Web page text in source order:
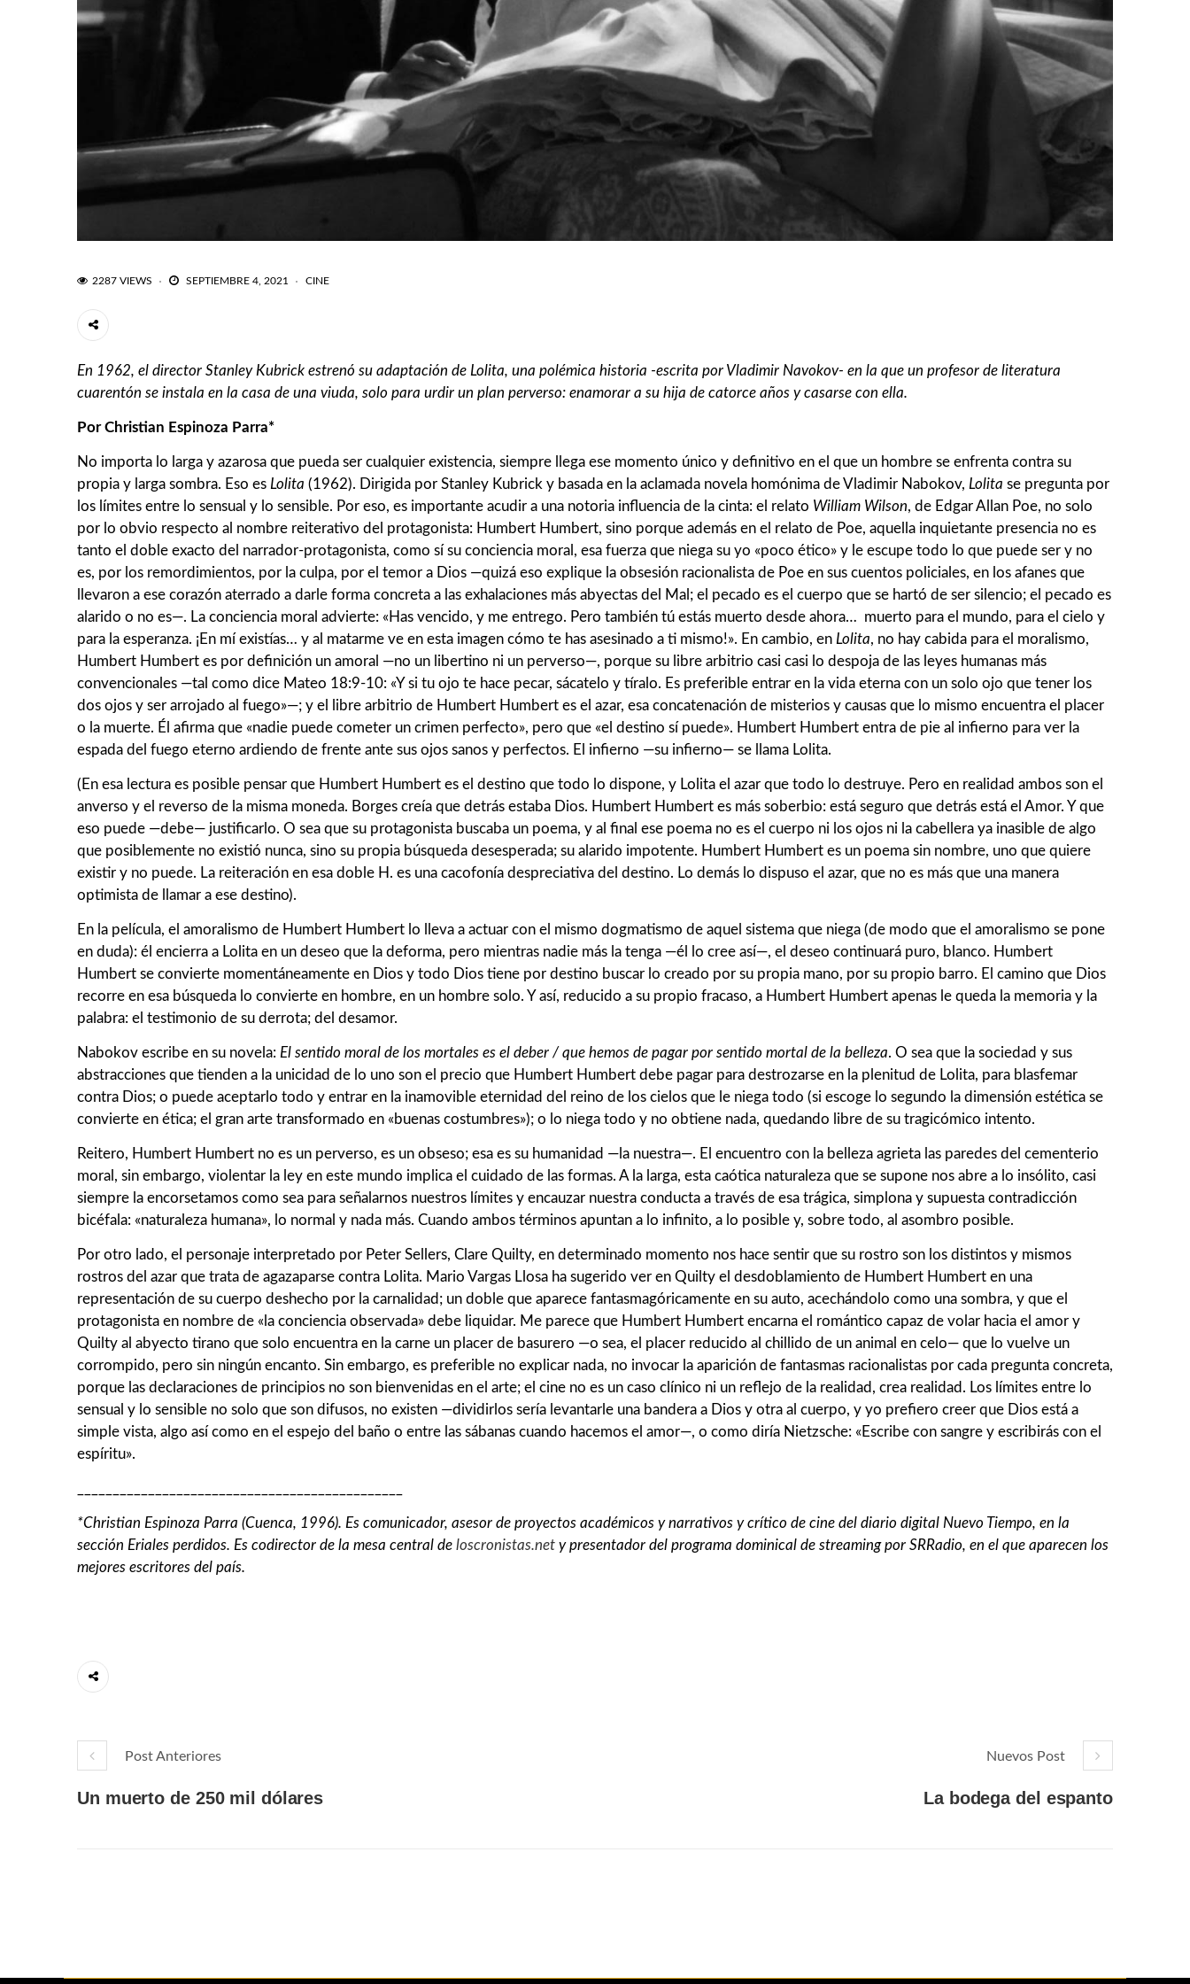
2287 VIEWS SEPTIEMBRE 4, 2021 CINE
En 1962, el director Stanley Kubrick estrenó su adaptación de Lolita, una polémica historia -escrita por Vladimir Navokov- en la que un profesor de literatura
cuarentón se instala en la casa de una viuda, solo para urdir un plan perverso: enamorar a su hija de catorce años y casarse con ella.
Por Christian Espinoza Parra*
No importa lo larga y azarosa que pueda ser cualquier existencia, siempre llega ese momento único y definitivo en el que un hombre se enfrenta contra su
propia y larga sombra. Eso es Lolita (1962). Dirigida por Stanley Kubrick y basada en la aclamada novela homónima de Vladimir Nabokov, Lolita se pregunta por
los límites entre lo sensual y lo sensible. Por eso, es importante acudir a una notoria influencia de la cinta: el relato William Wilson, de Edgar Allan Poe, no solo
por lo obvio respecto al nombre reiterativo del protagonista: Humbert Humbert, sino porque además en el relato de Poe, aquella inquietante presencia no es
tanto el doble exacto del narrador-protagonista, como sí su conciencia moral, esa fuerza que niega su yo «poco ético» y le escupe todo lo que puede ser y no
es, por los remordimientos, por la culpa, por el temor a Dios —quizá eso explique la obsesión racionalista de Poe en sus cuentos policiales, en los afanes que
llevaron a ese corazón aterrado a darle forma concreta a las exhalaciones más abyectas del Mal; el pecado es el cuerpo que se hartó de ser silencio; el pecado es
alarido o no es—. La conciencia moral advierte: «Has vencido, y me entrego. Pero también tú estás muerto desde ahora… muerto para el mundo, para el cielo y
para la esperanza. ¡En mí existías… y al matarme ve en esta imagen cómo te has asesinado a ti mismo!». En cambio, en Lolita, no hay cabida para el moralismo,
Humbert Humbert es por definición un amoral —no un libertino ni un perverso—, porque su libre arbitrio casi casi lo despoja de las leyes humanas más
convencionales —tal como dice Mateo 18:9-10: «Y si tu ojo te hace pecar, sácatelo y tíralo. Es preferible entrar en la vida eterna con un solo ojo que tener los
dos ojos y ser arrojado al fuego»—; y el libre arbitrio de Humbert Humbert es el azar, esa concatenación de misterios y causas que lo mismo encuentra el placer
o la muerte. Él afirma que «nadie puede cometer un crimen perfecto», pero que «el destino sí puede». Humbert Humbert entra de pie al infierno para ver la
espada del fuego eterno ardiendo de frente ante sus ojos sanos y perfectos. El infierno —su infierno— se llama Lolita.
(En esa lectura es posible pensar que Humbert Humbert es el destino que todo lo dispone, y Lolita el azar que todo lo destruye. Pero en realidad ambos son el
anverso y el reverso de la misma moneda. Borges creía que detrás estaba Dios. Humbert Humbert es más soberbio: está seguro que detrás está el Amor. Y que
eso puede —debe— justificarlo. O sea que su protagonista buscaba un poema, y al final ese poema no es el cuerpo ni los ojos ni la cabellera ya inasible de algo
que posiblemente no existió nunca, sino su propia búsqueda desesperada; su alarido impotente. Humbert Humbert es un poema sin nombre, uno que quiere
existir y no puede. La reiteración en esa doble H. es una cacofonía despreciativa del destino. Lo demás lo dispuso el azar, que no es más que una manera
optimista de llamar a ese destino).
En la película, el amoralismo de Humbert Humbert lo lleva a actuar con el mismo dogmatismo de aquel sistema que niega (de modo que el amoralismo se pone
en duda): él encierra a Lolita en un deseo que la deforma, pero mientras nadie más la tenga —él lo cree así—, el deseo continuará puro, blanco. Humbert
Humbert se convierte momentáneamente en Dios y todo Dios tiene por destino buscar lo creado por su propia mano, por su propio barro. El camino que Dios
recorre en esa búsqueda lo convierte en hombre, en un hombre solo. Y así, reducido a su propio fracaso, a Humbert Humbert apenas le queda la memoria y la
palabra: el testimonio de su derrota; del desamor.
Nabokov escribe en su novela: El sentido moral de los mortales es el deber / que hemos de pagar por sentido mortal de la belleza. O sea que la sociedad y sus
abstracciones que tienden a la unicidad de lo uno son el precio que Humbert Humbert debe pagar para destrozarse en la plenitud de Lolita, para blasfemar
contra Dios; o puede aceptarlo todo y entrar en la inamovible eternidad del reino de los cielos que le niega todo (si escoge lo segundo la dimensión estética se
convierte en ética; el gran arte transformado en «buenas costumbres»); o lo niega todo y no obtiene nada, quedando libre de su tragicómico intento.
Reitero, Humbert Humbert no es un perverso, es un obseso; esa es su humanidad —la nuestra—. El encuentro con la belleza agrieta las paredes del cementerio
moral, sin embargo, violentar la ley en este mundo implica el cuidado de las formas. A la larga, esta caótica naturaleza que se supone nos abre a lo insólito, casi
siempre la encorsetamos como sea para señalarnos nuestros límites y encauzar nuestra conducta a través de esa trágica, simplona y supuesta contradicción
bicéfala: «naturaleza humana», lo normal y nada más. Cuando ambos términos apuntan a lo infinito, a lo posible y, sobre todo, al asombro posible.
Por otro lado, el personaje interpretado por Peter Sellers, Clare Quilty, en determinado momento nos hace sentir que su rostro son los distintos y mismos
rostros del azar que trata de agazaparse contra Lolita. Mario Vargas Llosa ha sugerido ver en Quilty el desdoblamiento de Humbert Humbert en una
representación de su cuerpo deshecho por la carnalidad; un doble que aparece fantasmagóricamente en su auto, acechándolo como una sombra, y que el
protagonista en nombre de «la conciencia observada» debe liquidar. Me parece que Humbert Humbert encarna el romántico capaz de volar hacia el amor y
Quilty al abyecto tirano que solo encuentra en la carne un placer de basurero —o sea, el placer reducido al chillido de un animal en celo— que lo vuelve un
corrompido, pero sin ningún encanto. Sin embargo, es preferible no explicar nada, no invocar la aparición de fantasmas racionalistas por cada pregunta concreta,
porque las declaraciones de principios no son bienvenidas en el arte; el cine no es un caso clínico ni un reflejo de la realidad, crea realidad. Los límites entre lo
sensual y lo sensible no solo que son difusos, no existen —dividirlos sería levantarle una bandera a Dios y otra al cuerpo, y yo prefiero creer que Dios está a
simple vista, algo así como en el espejo del baño o entre las sábanas cuando hacemos el amor—, o como diría Nietzsche: «Escribe con sangre y escribirás con el
espíritu».
*Christian Espinoza Parra (Cuenca, 1996). Es comunicador, asesor de proyectos académicos y narrativos y crítico de cine del diario digital Nuevo Tiempo, en la
sección Eriales perdidos. Es codirector de la mesa central de loscronistas.net y presentador del programa dominical de streaming por SRRadio, en el que aparecen los
mejores escritores del país.
Post Anteriores
Un muerto de 250 mil dólares
Nuevos Post
La bodega del espanto